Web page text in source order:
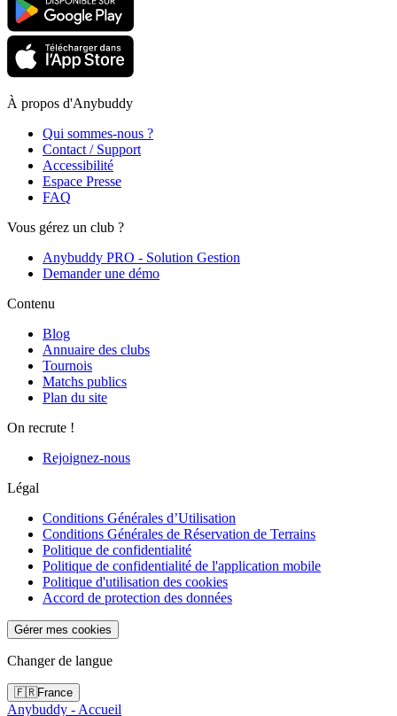
À propos d'Anybuddy
Qui sommes-nous ?
Contact / Support
Accessibilité
Espace Presse
FAQ
Vous gérez un club ?
Anybuddy PRO - Solution Gestion
Demander une démo
Contenu
Blog
Annuaire des clubs
Tournois
Matchs publics
Plan du site
On recrute !
Rejoignez-nous
Légal
Conditions Générales d’Utilisation
Conditions Générales de Réservation de Terrains
Politique de confidentialité
Politique de confidentialité de l'application mobile
Politique d'utilisation des cookies
Accord de protection des données
Gérer mes cookies
Changer de langue
🇫🇷France
Anybuddy - Accueil